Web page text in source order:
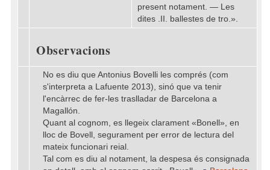
present notament. — Les
dites .II. ballestes de tro.».
Observacions
No es diu que Antonius Bovelli les comprés (com
s'interpreta a Lafuente 2013), sinó que va tenir
l'encàrrec de fer-les traslladar de Barcelona a
Magallón.
Quant al cognom, es llegeix clarament «Bonell», en
lloc de Bovell, segurament per error de lectura del
mateix funcionari reial.
Tal com es diu al notament, la despesa és consignada